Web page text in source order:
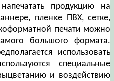
продукцию на
пленке ПВХ, сетке,
печати можно
большого формата.
использовать
специальные
и воздействию